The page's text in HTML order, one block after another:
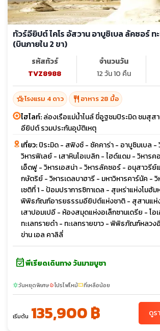
ทัวร์อียิปต์ ไคโร อัสวาน อาบูซิเบล ลัคซอร์ ท
(บินภายใน 2 ขา)
รหัสทัวร์
TVZ8988
จำนวนวัน
12 วัน 10 คืน
hotel_classโรงแรม 4 ดาว restaurant อาหาร 28 มื้อ
ไฮไลท์:ล่องเรือแม่น้ำไนล์ ขี่อูฐชมปิระมิด ชมสุส
อียิปต์ รวมประกันอุบัติเหตุ
เที่ยว:ปิระมิด - สฟิงซ์ - ซัคคาร่า - อาบูซิมเบล -
วิหารฟิเลย์ - เสาหินโอเบลิก - ไฮด์แดม - วิหารค
เอ็ดฟู - วิหารเอสน่า - วิหารลัคซอร์ - อนุสาวรีย์
กษัตริย์ - วิหารเดลบาฮารี - มหาวิหารคาร์นัค -
เซติที่ 1 - ป้อมปราการซิทาเดล - สุเหร่าแห่งโมฮั
พิพิธภัณฑ์อารยธรรมอียิปต์แห่งชาติ - สุสานแห่
เสาปอมเปอี - ห้องสมุดแห่งอเล็กซานเดรีย - โอ
ทะเลทรายดำ - ทะเลทรายขาว - พิพิธภัณฑ์หลว
ข่าน เอล คาลิลี่
event_availableพีเรียดเดินทาง วันมาฆบูชา
sunnyวันหยุดพิเศษlocal_fire_departmentโปรไฟไหม้confirmation_numberที่เหลือน้อย
เริ่มต้น 135,900 ฿ ดูร